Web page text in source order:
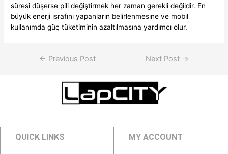
süresi düşerse pili değiştirmek her zaman gerekli değildir. En
büyük enerji israfını yapanların belirlenmesine ve mobil
kullanımda güç tüketiminin azaltılmasına yardımcı olur.
← Previous Post Next Post →
QUICK LINKS MY ACCOUNT